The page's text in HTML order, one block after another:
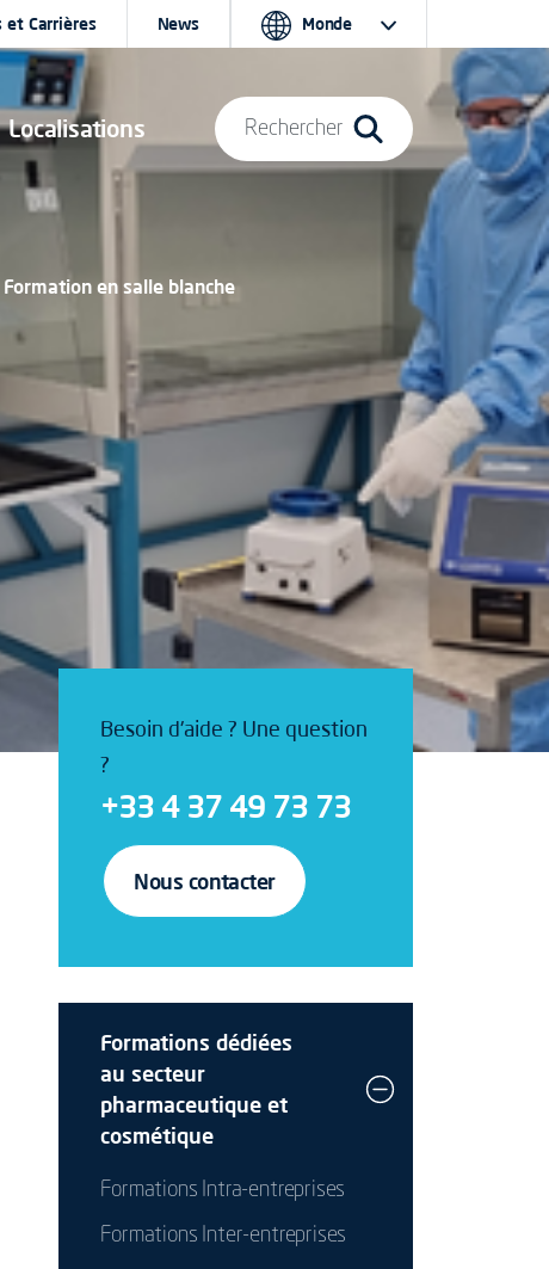
Localisations
et Carrières News Monde
Rechercher
Formation en salle blanche
Besoin d'aide ? Une question
?
+33 4 37 49 73 73
Nous contacter
Formations dédiées
au secteur
pharmaceutique et
cosmétique
Formations Intra-entreprises
Formations Inter-entreprises